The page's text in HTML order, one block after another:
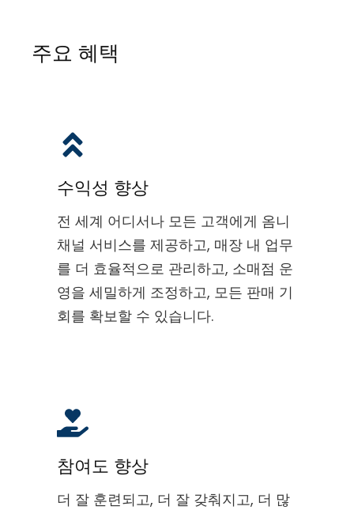
주요 혜택
수익성 향상
전 세계 어디서나 모든 고객에게 옴니
채널 서비스를 제공하고, 매장 내 업무
를 더 효율적으로 관리하고, 소매점 운
영을 세밀하게 조정하고, 모든 판매 기
회를 확보할 수 있습니다.
참여도 향상
더 잘 훈련되고, 더 잘 갖춰지고, 더 많